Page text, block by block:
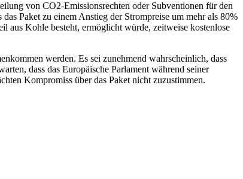
von CO2-Emissionsrechten oder Subventionen für den
Paket zu einem Anstieg der Strompreise um mehr als 80%
aus Kohle besteht, ermöglicht würde, zeitweise kostenlose
werden. Es sei zunehmend wahrscheinlich, dass
dass das Europäische Parlament während seiner
Kompromiss über das Paket nicht zuzustimmen.